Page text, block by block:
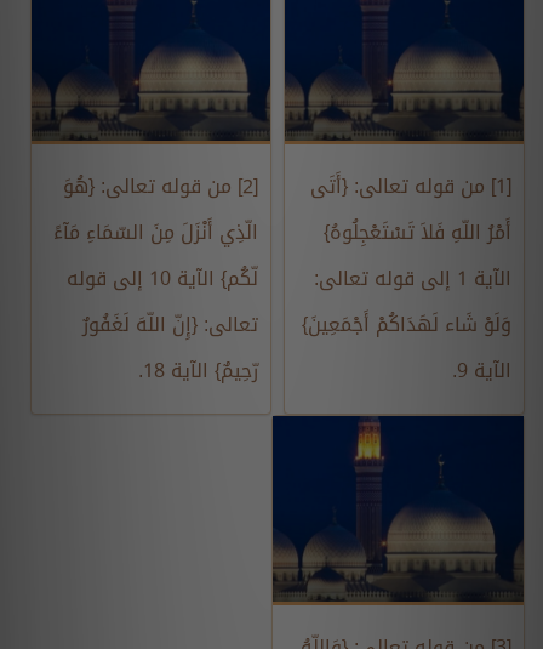
[1] من قوله تعالى: {أَتَى
أَمْرُ اللّهِ فَلاَ تَسْتَعْجِلُوهُ}
الآية 1 إلى قوله تعالى:
وَلَوْ شَاء لَهَدَاكُمْ أَجْمَعِينَ}
الآية 9.
[2] من قوله تعالى: {هُوَ
الّذِي أَنْزَلَ مِنَ السّمَاءِ مَآءً
لّكُم} الآية 10 إلى قوله
تعالى: {إِنّ اللّهَ لَغَفُورٌ
رّحِيمٌ} الآية 18.